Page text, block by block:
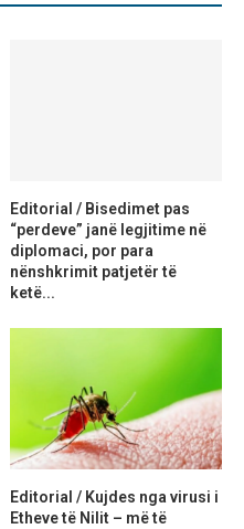
Editorial / Bisedimet pas
“perdeve” janë legjitime në
diplomaci, por para
nënshkrimit patjetër të
ketë...
Editorial / Kujdes nga virusi i
Etheve të Nilit – më të